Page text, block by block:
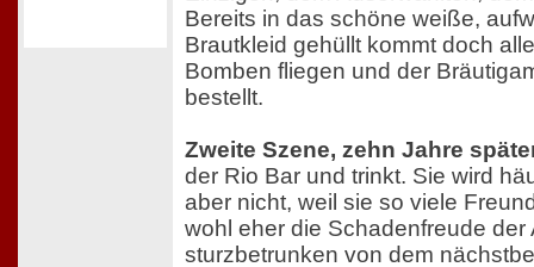
Bereits in das schöne weiße,
Brautkleid gehüllt kommt doch
Bomben fliegen und der
bestellt.
Zweite Szene, zehn Jahre
der Rio Bar und trinkt. Sie wird
aber nicht, weil sie so viele
wohl eher die Schadenfreude der
sturzbetrunken von dem